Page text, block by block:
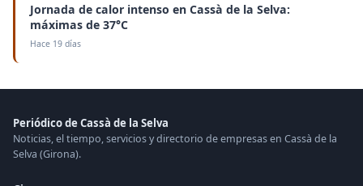
Jornada de calor intenso en Cassà de la Selva:
máximas de 37°C
Hace 19 días
Periódico de Cassà de la Selva
Noticias, el tiempo, servicios y directorio de empresas en Cassà de la
Selva (Girona).